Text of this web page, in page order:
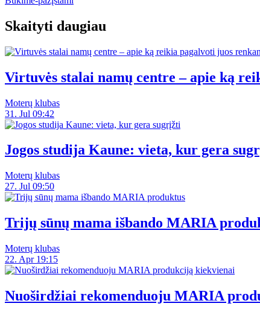
Skaityti daugiau
Virtuvės stalai namų centre – apie ką
Moterų klubas
31. Jul 09:42
Jogos studija Kaune: vieta, kur gera
Moterų klubas
27. Jul 09:50
Trijų sūnų mama išbando MARIA
Moterų klubas
22. Apr 19:15
Nuoširdžiai rekomenduoju MARIA